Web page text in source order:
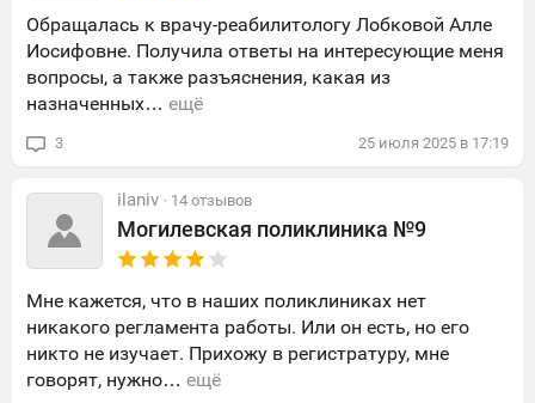
Обращалась к врачу-реабилитологу Лобковой Алле
Иосифовне. Получила ответы на интересующие меня
вопросы, а также разъяснения, какая из
назначенных… ещё
3 25 июля 2025 в 17:19
ilaniv · 14 отзывов
Могилевская поликлиника №9
Мне кажется, что в наших поликлиниках нет
никакого регламента работы. Или он есть, но его
никто не изучает. Прихожу в регистратуру, мне
говорят, нужно… ещё